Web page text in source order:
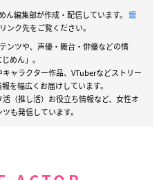
ん編集部が作成・配信しています。 銀
ンク先をご覧ください。
ンツや、声優・舞台・俳優などの情
めん」。
ャラクター作品、VTuberなどストリー
を幅広くお届けしています。
（推し活）お役立ち情報など、女性オ
も発信しています。